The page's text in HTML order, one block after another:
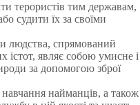
терористів тим державам,
судити їх за своїми
людства, спрямований
являє собою умисне і
за допомогою зброї
найманців, а також